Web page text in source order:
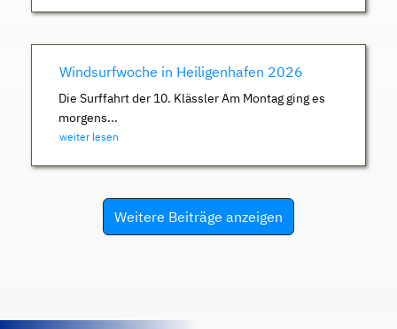
Windsurfwoche in Heiligenhafen 2026
Die Surffahrt der 10. Klässler Am Montag ging es
morgens...
weiter lesen
Weitere Beiträge anzeigen